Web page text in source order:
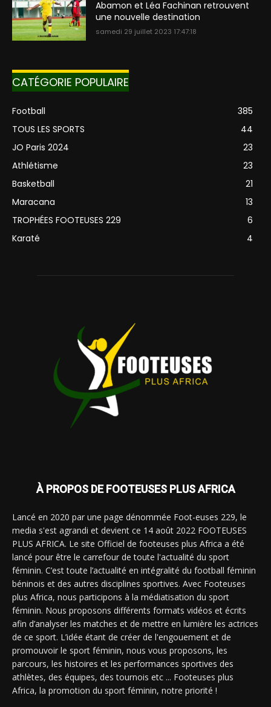
Abamon et Léa Fachinan retrouvent
une nouvelle destination
samedi 29 juillet 2023 17:47:18
CATÉGORIE POPULAIRE
Football
385
TOUS LES SPORTS
44
JO Paris 2024
23
Athlétisme
23
Basketball
21
Maracana
13
TROPHÉES FOOTEUSES 229
6
Karaté
4
À PROPOS DE FOOTEUSES PLUS AFRICA
Lancé en 2020 par une page dénommée Foot-euses 229, le
media s'est agrandi et devient ce 14 août 2022 FOOTEUSES
PLUS AFRICA. Le site Officiel de footeuses plus Africa a été
lancé pour être le carrefour de toute l'actualité du sport
féminin. C’est toute l’actualité en intégralité du football féminin
béninois et des autres disciplines sportives. Avec Footeuses
plus Africa, nous participons à la médiatisation du sport
féminin. Nous proposons différents formats vidéos et écrits
afin d’analyser les matches et de mettre en lumière les actrices
de ce sport. L’idée étant de créer de l'engouement et de
promouvoir le sport féminin, nous vous proposons, les
parcours, les histoires et les performances sportives des
athlètes, des équipes, des tournois etc ... Footeuses plus
Africa, la promotion du sport féminin, notre priorité !